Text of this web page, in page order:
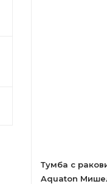
Тумба с
Aquaton